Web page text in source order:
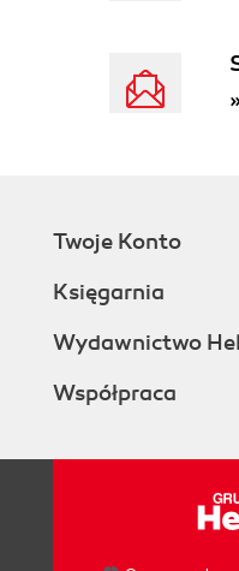
Twoje Konto
Księgarnia
Wydawnictwo
Współpraca